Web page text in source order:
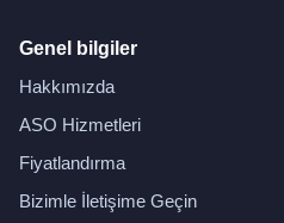
Genel bilgiler
Hakkımızda
ASO Hizmetleri
Fiyatlandırma
Bizimle İletişime Geçin